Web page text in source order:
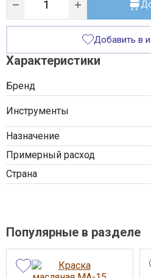
Добавить в
Характеристики
Бренд
Инструменты
Назначение
Примерный расход
Страна
Популярные в разделе